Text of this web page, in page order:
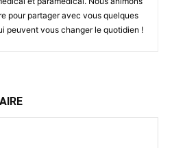
pour partager avec vous quelques
peuvent vous changer le quotidien !